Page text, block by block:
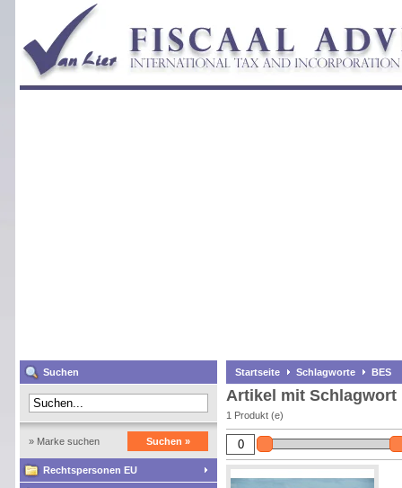
Suchen
» Marke suchen Suchen »
Rechtspersonen EU
Startseite Schlagworte BES
Artikel mit Schlagwort
1 Produkt (e)